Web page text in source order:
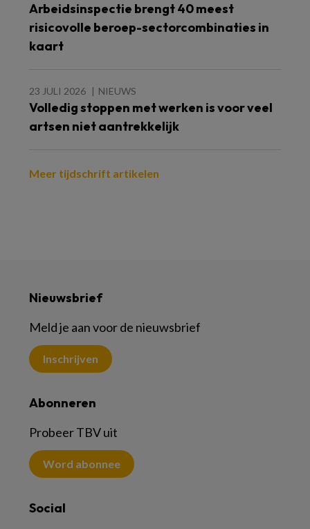
Arbeidsinspectie brengt 40 meest
risicovolle beroep-sectorcombinaties in
kaart
23 JULI 2026 NIEUWS
Volledig stoppen met werken is voor veel
artsen niet aantrekkelijk
Meer tijdschrift artikelen
Nieuwsbrief
Meld je aan voor de nieuwsbrief
Inschrijven
Abonneren
Probeer TBV uit
Word abonnee
Social